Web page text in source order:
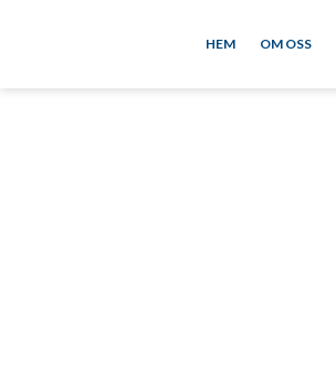
HEM OM OSS